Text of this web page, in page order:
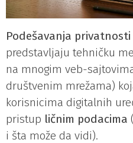
Podešavanja privatnosti
predstavljaju tehničku
na mnogim veb-
društvenim mrežama)
korisnicima digitalnih
pristup ličnim podacima
i šta može da vidi).